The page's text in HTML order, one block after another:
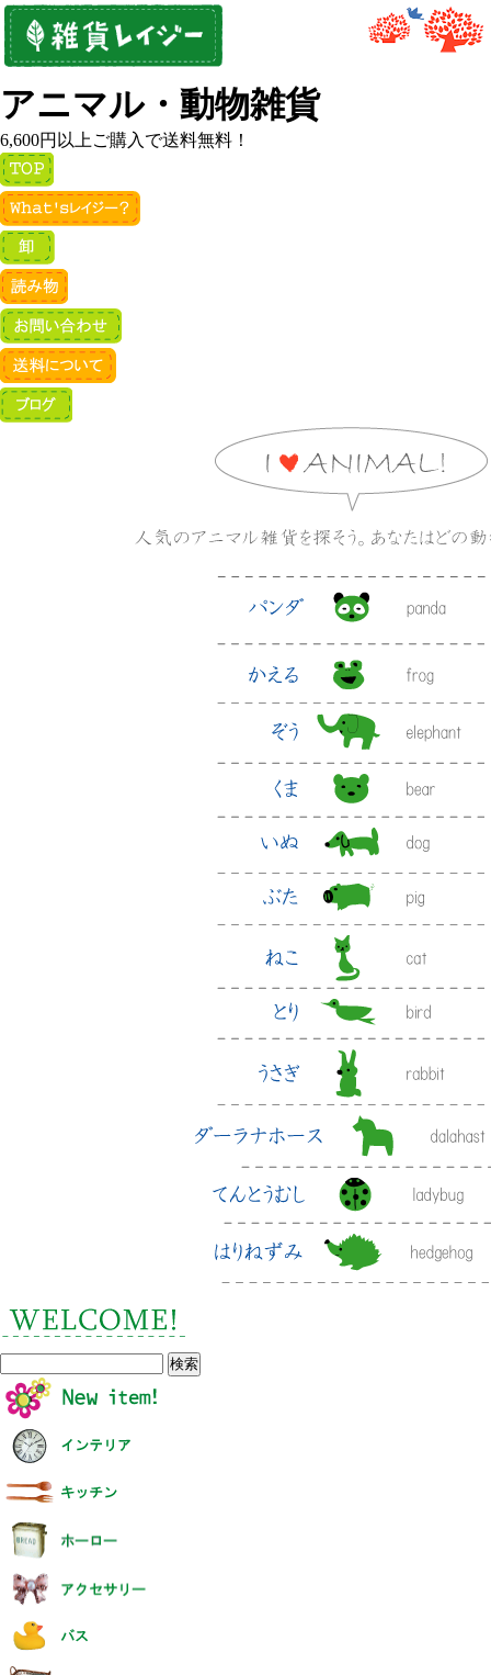
アニマル・動物雑貨
6,600円以上ご購入で送料無料！